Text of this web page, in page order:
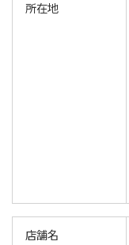
所在地
店舗名